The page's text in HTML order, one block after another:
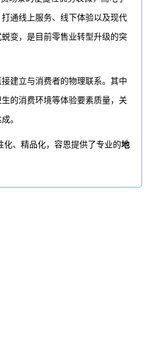
通线上服务、线下体验以及现代
变，是目前零售业转型升级的突
接建立与消费者的物理联系。其中
的消费环境等体验要素质量，关
。
化、精品化， 容恩提供了专业的地